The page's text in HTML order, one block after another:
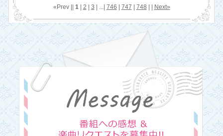
«Prev || 1| 2 3 | ...| 746 747 748 Next»